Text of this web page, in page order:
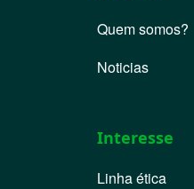
Quem somos?
Noticias
Interesse
Linha ética